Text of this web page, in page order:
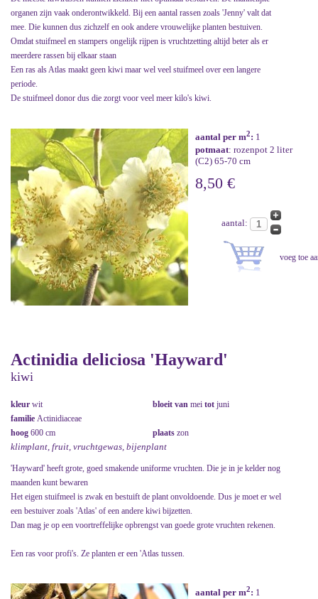
organen zijn vaak onderontwikkeld. Bij een aantal rassen zoals 'Jenny' valt dat
mee. Die kunnen dus zichzelf en ook andere vrouwelijke planten bestuiven.
Omdat stuifmeel en stampers ongelijk rijpen is vruchtzetting altijd beter als er
meerdere rassen bij elkaar staan
Een ras als Atlas maakt geen kiwi maar wel veel stuifmeel over een langere
periode.
De stuifmeel donor dus die zorgt voor veel meer kilo's kiwi.
aantal per m2: 1
potmaat: rozenpot 2 liter
(C2) 65-70 cm
8,50 €
aantal:
Actinidia deliciosa 'Hayward'
kiwi
kleur wit bloeit van mei tot juni
familie Actinidiaceae
hoog 600 cm plaats zon
klimplant, fruit, vruchtgewas, bijenplant
'Hayward' heeft grote, goed smakende uniforme vruchten. Die je in je kelder nog
maanden kunt bewaren
Het eigen stuifmeel is zwak en bestuift de plant onvoldoende. Dus je moet er wel
een bestuiver zoals 'Atlas' of een andere kiwi bijzetten.
Dan mag je op een voortreffelijke opbrengst van goede grote vruchten rekenen.
Een ras voor profi's. Ze planten er een 'Atlas tussen.
aantal per m2: 1